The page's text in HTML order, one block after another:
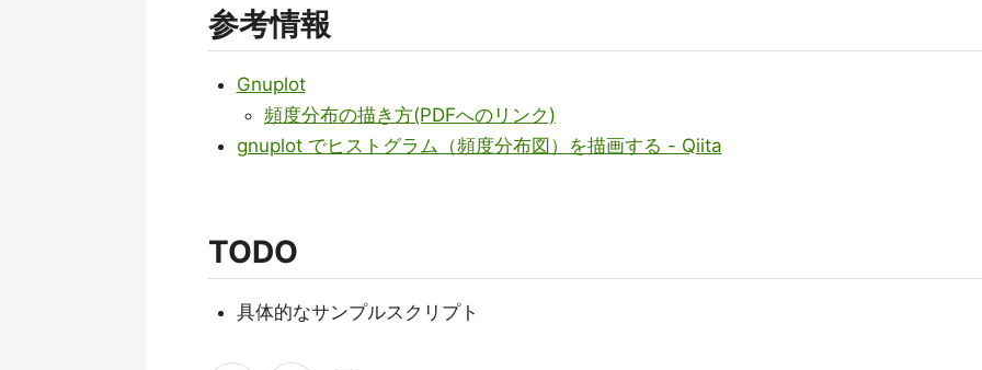
参考情報
Gnuplot
頻度分布の描き方(PDFへのリンク)
gnuplot でヒストグラム（頻度分布図）を描画する - Qiita
TODO
具体的なサンプルスクリプト